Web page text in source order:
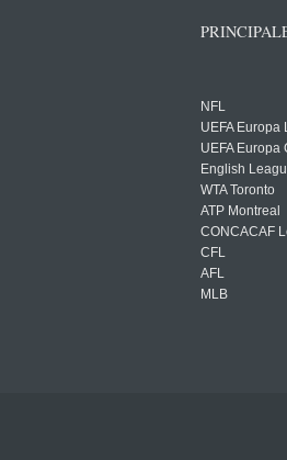
NFL
UEFA Europa
UEFA Europa
English
WTA Toronto
ATP Montreal
CONCACAF
CFL
AFL
MLB